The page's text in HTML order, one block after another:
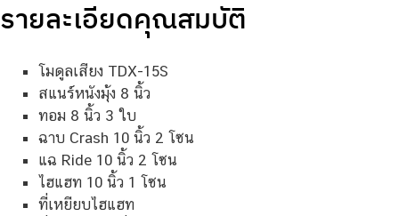
รายละเอียดคุณสมบัติ
โมดูลเสียง TDX-15S
สแนร์หนังมุ้ง 8 นิ้ว
ทอม 8 นิ้ว 3 ใบ
ฉาบ Crash 10 นิ้ว 2 โซน
แฉ Ride 10 นิ้ว 2 โซน
ไฮแฮท 10 นิ้ว 1 โซน
ที่เหยียบไฮแฮท